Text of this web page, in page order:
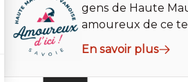
gens de Haute
amoureux de ce
En savoir plus